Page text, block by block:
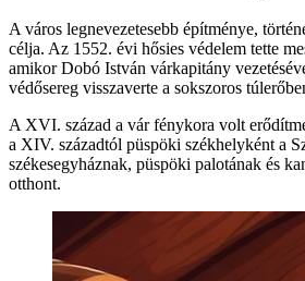
A város legnevezetesebb építménye,
célja. Az 1552. évi hősies védelem tette
amikor Dobó István várkapitány
védősereg visszaverte a sokszoros
A XVI. század a vár fénykora volt
a XIV. századtól püspöki székhelyként a
székesegyháznak, püspöki palotának és
otthont.